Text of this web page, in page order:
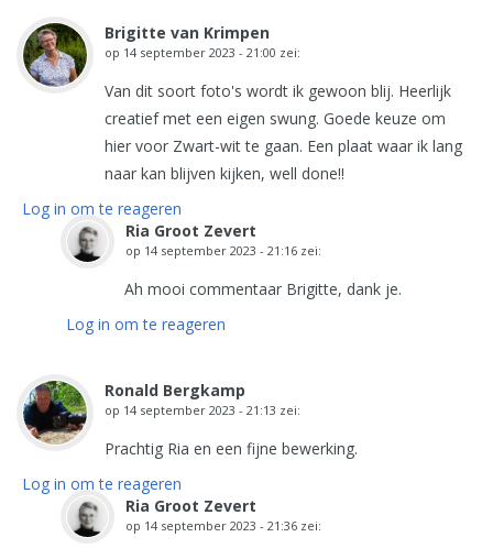
Brigitte van Krimpen
op 14 september 2023 - 21:00 zei:
Van dit soort foto's wordt ik gewoon blij. Heerlijk
creatief met een eigen swung. Goede keuze om
hier voor Zwart-wit te gaan. Een plaat waar ik lang
naar kan blijven kijken, well done!!
Log in om te reageren
Ria Groot Zevert
op 14 september 2023 - 21:16 zei:
Ah mooi commentaar Brigitte, dank je.
Log in om te reageren
Ronald Bergkamp
op 14 september 2023 - 21:13 zei:
Prachtig Ria en een fijne bewerking.
Log in om te reageren
Ria Groot Zevert
op 14 september 2023 - 21:36 zei: